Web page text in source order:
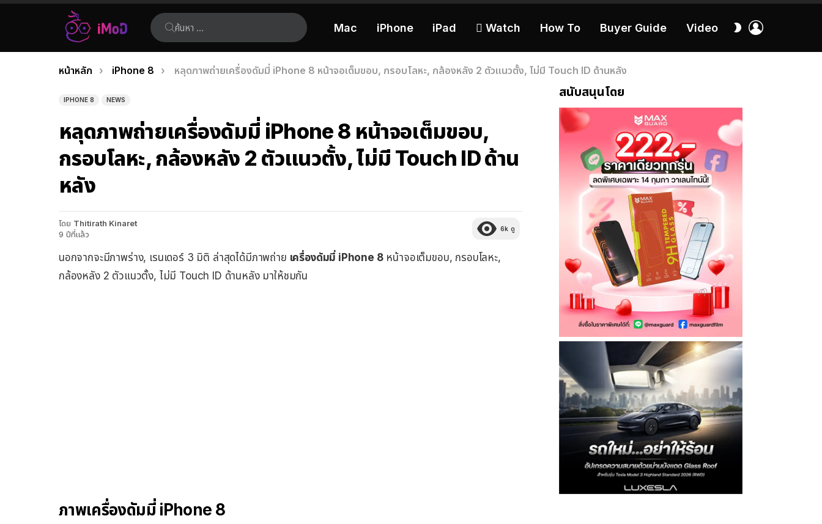
ค้นหา:
Mac iPhone iPad  Watch How To Buyer Guide Video
สลับ
เรื่อง
ล่าสุด
คุณอยู่ที่นี่:
หน้าหลัก iPhone 8 หลุดภาพถ่ายเครื่องดัมมี่ iPhone 8 หน้าจอเต็มขอบ, กรอบโลหะ, กล้องหลัง 2 ตัวแนวตั้ง, ไม่มี Touch ID ด้านหลัง
IPHONE 8 NEWS
หลุดภาพถ่ายเครื่องดัมมี่ iPhone 8 หน้าจอเต็มขอบ,
กรอบโลหะ, กล้องหลัง 2 ตัวแนวตั้ง, ไม่มี Touch ID ด้าน
หลัง
โดย Thitirath Kinaret
9 ปีที่แล้ว
6k ดู
นอกจากจะมีภาพร่าง, เรนเดอร์ 3 มิติ ล่าสุดได้มีภาพถ่าย เครื่องดัมมี่ iPhone 8หน้าจอเต็มขอบ, กรอบโลหะ,
กล้องหลัง 2 ตัวแนวตั้ง, ไม่มี Touch ID ด้านหลัง มาให้ชมกัน
ภาพเครื่องดัมมี่ iPhone 8
สนับสนุนโดย